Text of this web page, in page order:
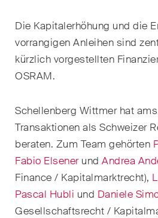
Die Kapitalerhöhung und die
vorrangigen Anleihen sind
kürzlich vorgestellten
OSRAM.
Schellenberg Wittmer hat
Transaktionen als Schweizer
beraten. Zum Team gehörten
Fabio Elsenerund Andrea
Finance / Kapitalmarktrecht),
Pascal Hubli und Daniele
Gesellschaftsrecht /
Banking & Finance
Baurecht
ESG
Energie
Gesellschafts- und
Handelsrecht / M&A
Handel und Transport